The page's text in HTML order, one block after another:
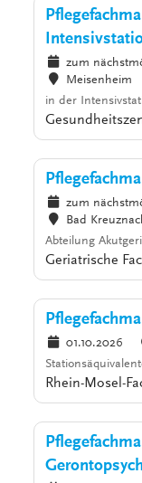
zum
Meisenheim
in der
zum
Bad
Abteilung
Geriatrische
01.10.2026
Rhein-Mosel-